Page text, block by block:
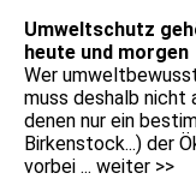
Umweltschutz
heute und morgen
Wer
muss deshalb nicht
denen nur ein
Birkenstock...) der
vorbei ... weiter >>